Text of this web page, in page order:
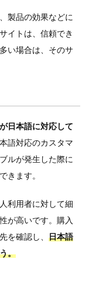
製品の効果などに
イトは、信頼でき
い場合は、そのサ
日本語に対応して
語対応のカスタマ
ルが発生した際に
きます。
利用者に対して細
が高いです。購入
を確認し、 日本語
。